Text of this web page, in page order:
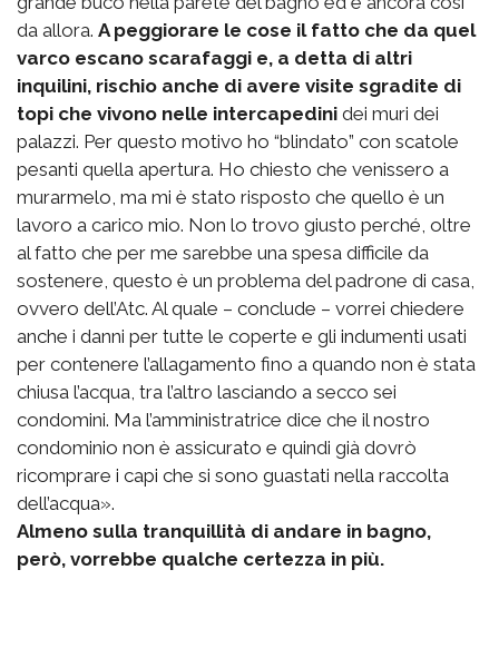
da allora. A peggiorare le cose il fatto che da quel
varco escano scarafaggi e, a detta di altri
inquilini, rischio anche di avere visite sgradite di
topi che vivono nelle intercapedini dei muri dei
palazzi. Per questo motivo ho “blindato” con scatole
pesanti quella apertura. Ho chiesto che venissero a
murarmelo, ma mi è stato risposto che quello è un
lavoro a carico mio. Non lo trovo giusto perché, oltre
al fatto che per me sarebbe una spesa difficile da
sostenere, questo è un problema del padrone di casa,
ovvero dell’Atc. Al quale – conclude – vorrei chiedere
anche i danni per tutte le coperte e gli indumenti usati
per contenere l’allagamento fino a quando non è stata
chiusa l’acqua, tra l’altro lasciando a secco sei
condomini. Ma l’amministratrice dice che il nostro
condominio non è assicurato e quindi già dovrò
ricomprare i capi che si sono guastati nella raccolta
dell’acqua».
Almeno sulla tranquillità di andare in bagno,
però, vorrebbe qualche certezza in più.